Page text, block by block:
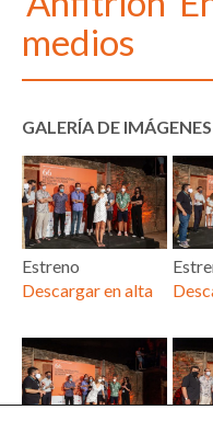
medios
GALERÍA DE IMÁGENES
Estreno
Descargar en alta